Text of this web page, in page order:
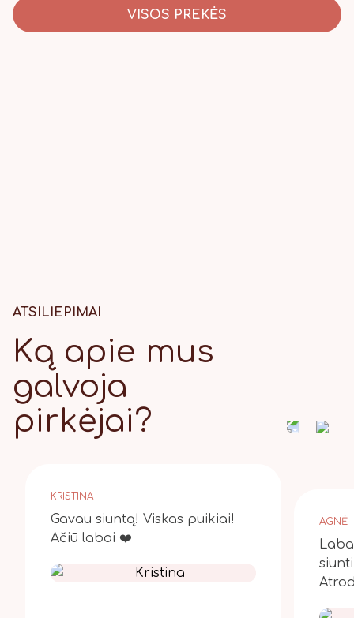
VISOS PREKĖS
ATSILIEPIMAI
Ką apie mus
galvoja
pirkėjai?
KRISTINA
Gavau siuntą! Viskas puikiai!
Ačiū labai ❤️
AGNĖ